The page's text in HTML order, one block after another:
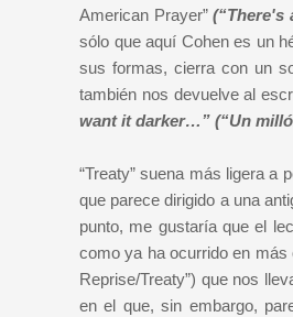
American Prayer”(“There's
sólo que aquí Cohen es un
sus formas, cierra con un
también nos devuelve al
want it darker…” (“Un
“Treaty” suena más ligera a
que parece dirigido a una
punto, me gustaría que el
como ya ha ocurrido en
Reprise/Treaty”) que nos
en el que, sin embargo,